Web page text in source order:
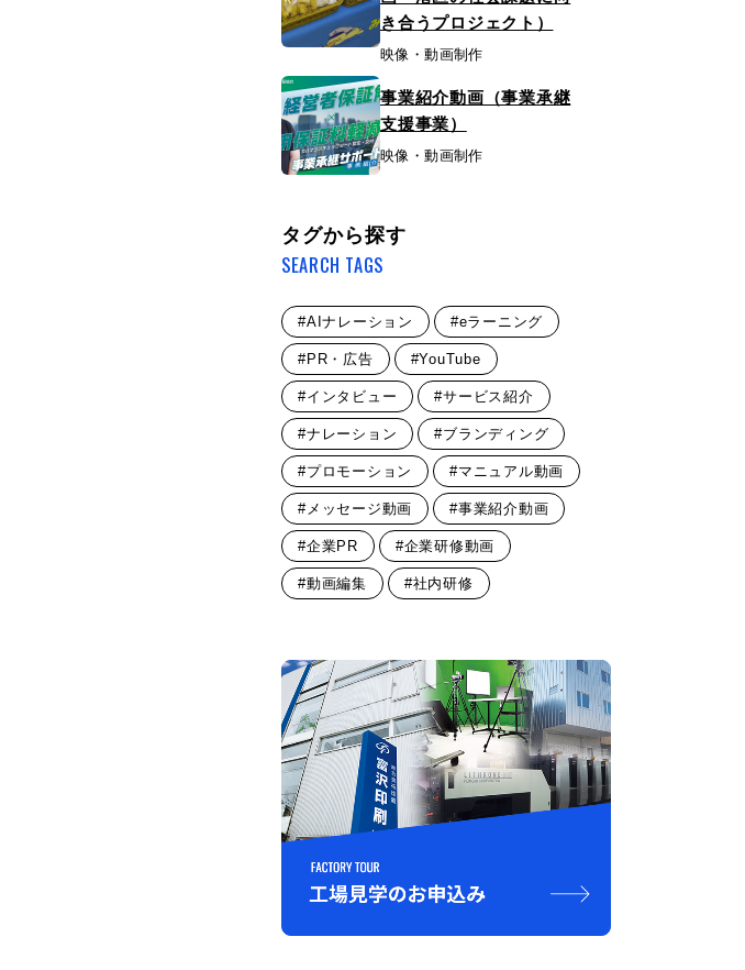
き合うプロジェクト）
映像・動画制作
事業紹介動画（事業承継
支援事業）
映像・動画制作
タグから探す
SEARCH TAGS
#AIナレーション #eラーニング
#PR・広告 #YouTube
#インタビュー #サービス紹介
#ナレーション #ブランディング
#プロモーション #マニュアル動画
#メッセージ動画 #事業紹介動画
#企業PR #企業研修動画
#動画編集 #社内研修